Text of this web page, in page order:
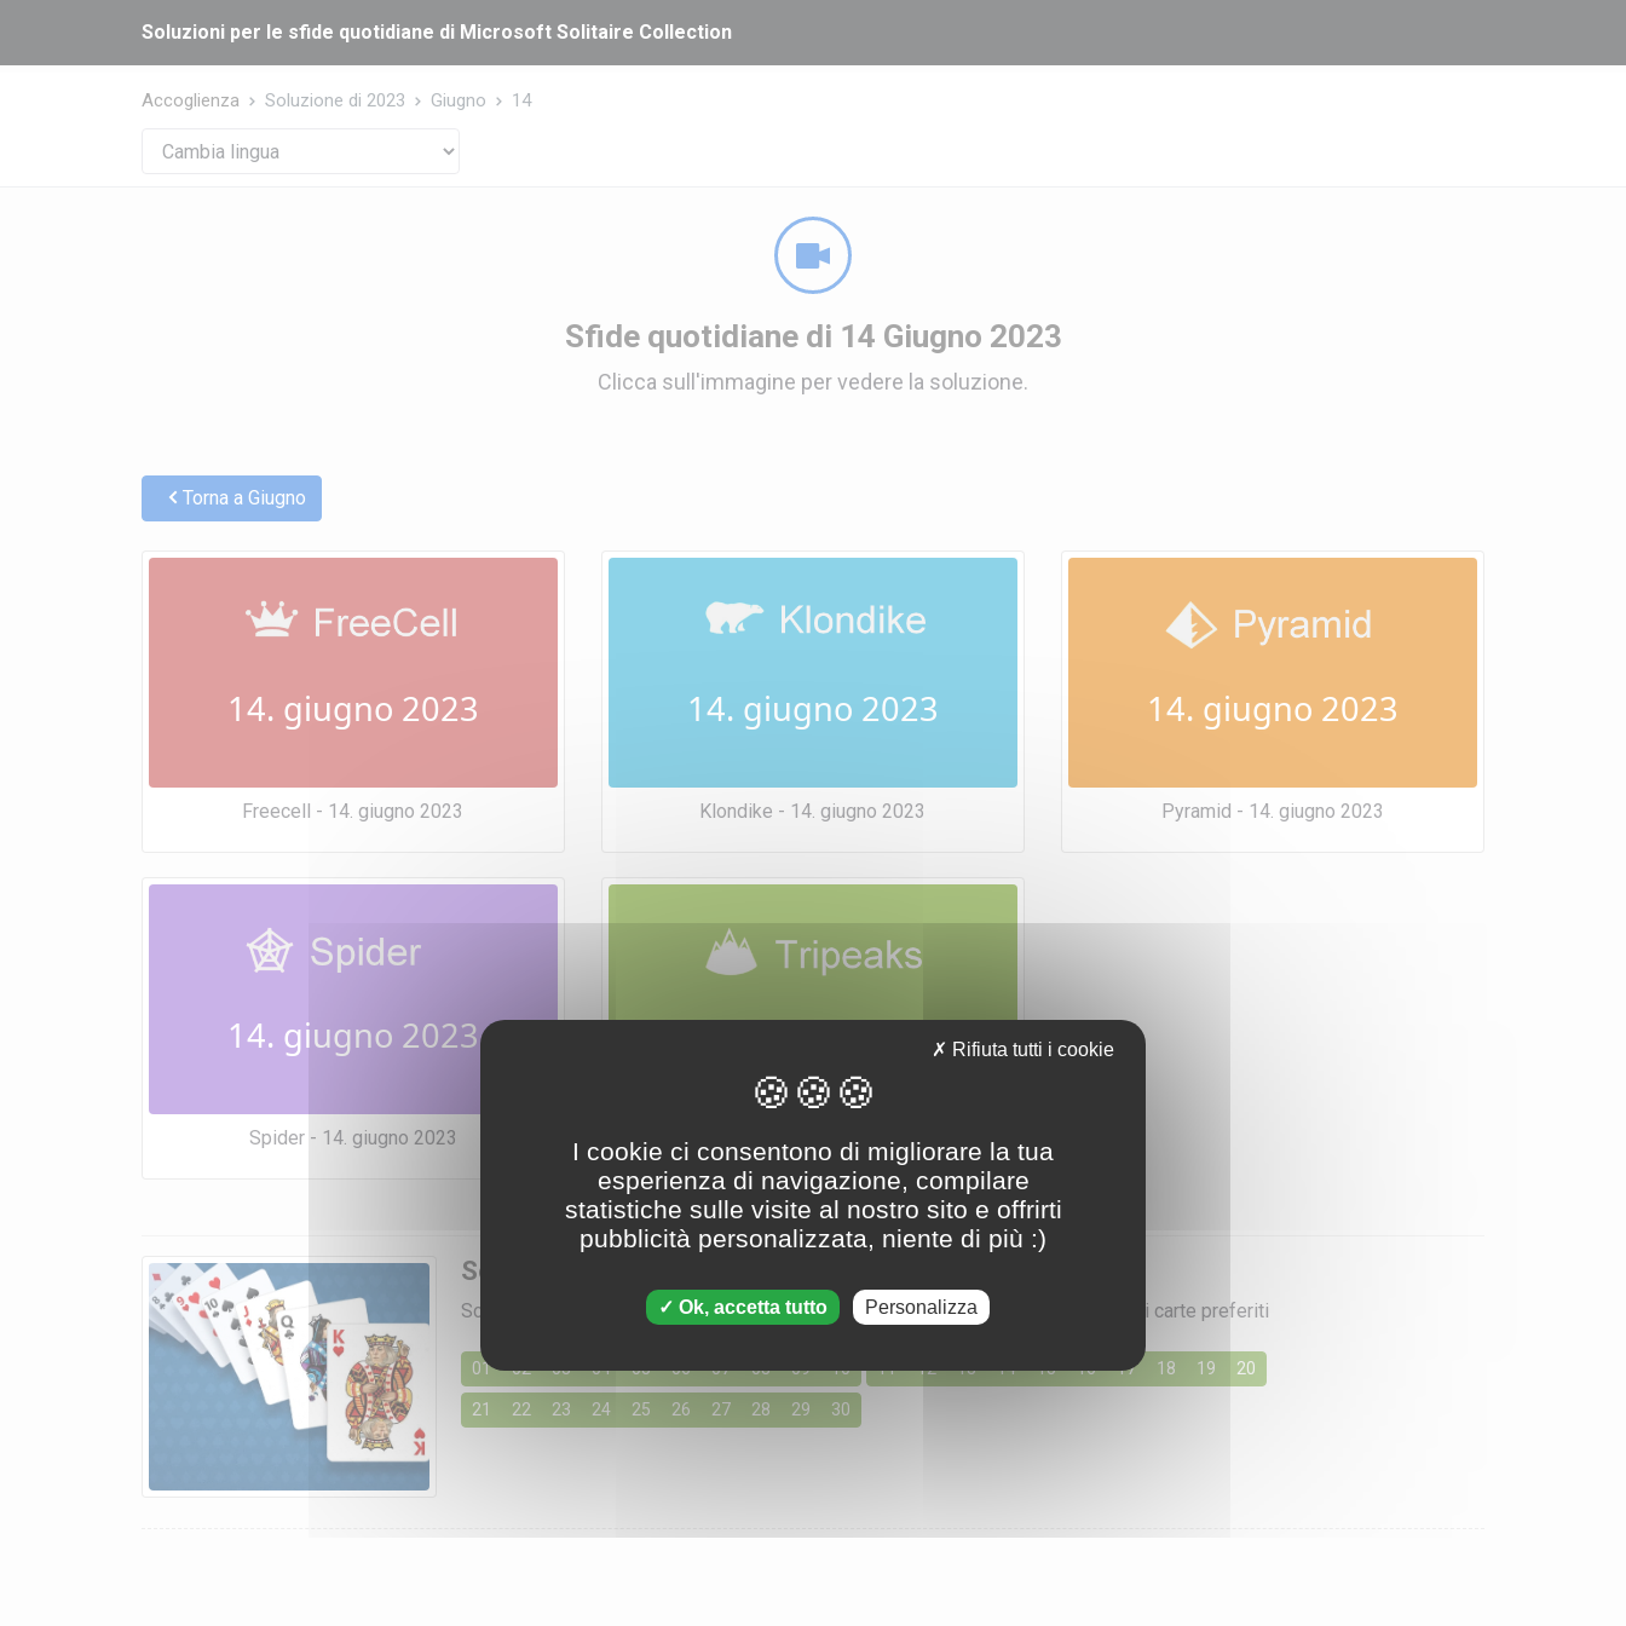
Soluzioni per le sfide quotidiane di Microsoft Solitaire Collection
Accoglienza Soluzione di 2023 Giugno 14
Sfide quotidiane di 14 Giugno 2023
Clicca sull'immagine per vedere la soluzione.
Torna a Giugno
14. giugno 2023
Freecell - 14. giugno 2023
14. giugno 2023
Klondike - 14. giugno 2023
14. giugno 2023
Pyramid - 14. giugno 2023
14. giugno 2023
Spider - 14. giugno 2023
14. giugno 2023
Tripeaks - 14. giugno 2023
Soluzioni per Giugno 2023
Scegli un giorno cliccando qui sotto per accedere alle soluzioni per i tuoi giochi di carte preferiti
01 02 03 04 05 06 07 08 09 10 11 12 13 14 15 16 17 18 19 20
21 22 23 24 25 26 27 28 29 30
I cookie ci consentono di migliorare la tua
esperienza di navigazione, compilare
statistiche sulle visite al nostro sito e offrirti
pubblicità personalizzata, niente di più :)
Ok, accetta tutto
Rifiuta tutti i cookie
Personalizza